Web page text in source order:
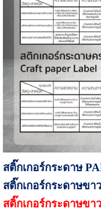
สติ๊กเกอร์กระดาษ
สติ๊กเกอร์กระดาษขาว
สติ๊กเกอร์กระดาษขาว